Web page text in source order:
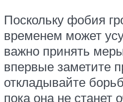
Поскольку фобия
временем может
важно принять
впервые заметите
откладывайте
пока она не станет